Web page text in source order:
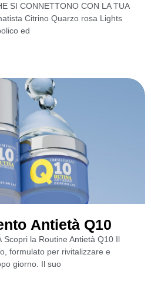
SI CONNETTONO CON LA TUA
Citrino Quarzo rosa Lights
ed
Antietà Q10
Scopri la Routine Antietà Q10 Il
formulato per rivitalizzare e
giorno. Il suo